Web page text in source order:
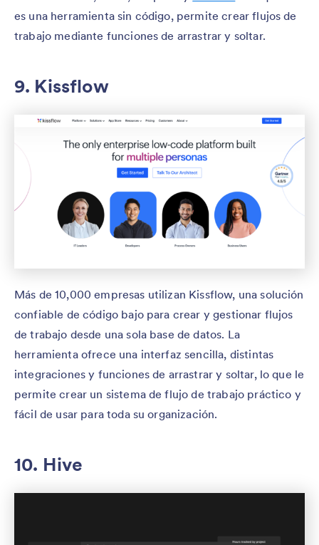
es una herramienta sin código, permite crear flujos de
trabajo mediante funciones de arrastrar y soltar.
9. Kissflow
Más de 10,000 empresas utilizan Kissflow, una solución
confiable de código bajo para crear y gestionar flujos
de trabajo desde una sola base de datos. La
herramienta ofrece una interfaz sencilla, distintas
integraciones y funciones de arrastrar y soltar, lo que le
permite crear un sistema de flujo de trabajo práctico y
fácil de usar para toda su organización.
10. Hive